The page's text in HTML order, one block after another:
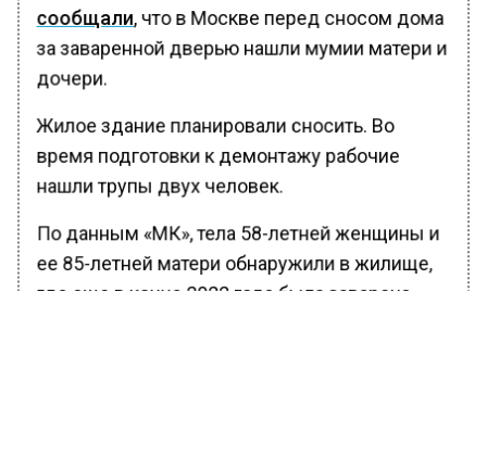
сообщали, что в Москве перед сносом дома
за заваренной дверью нашли мумии матери и
дочери.
Жилое здание планировали сносить. Во
время подготовки к демонтажу рабочие
нашли трупы двух человек.
По данным «МК», тела 58-летней женщины и
ее 85-летней матери обнаружили в жилище,
где еще в конце 2022 года была заварена